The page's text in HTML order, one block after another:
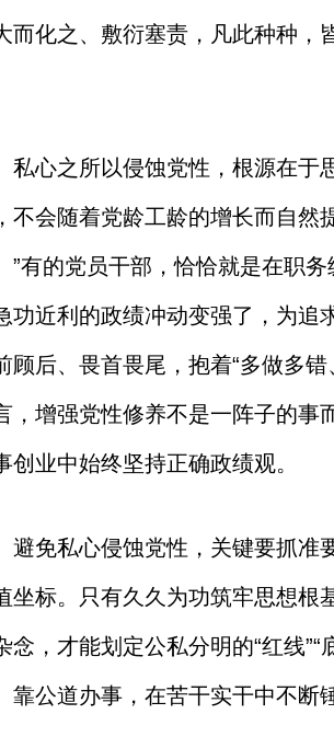
而化之、敷衍塞责，凡此种种，
私心之所以侵蚀党性，根源在于
不会随着党龄工龄的增长而自然
”有的党员干部，恰恰就是在职
功近利的政绩冲动变强了，为追
顾后、畏首畏尾，抱着“多做多
，增强党性修养不是一阵子的事
创业中始终坚持正确政绩观。
避免私心侵蚀党性，关键要抓准
坐标。只有久久为功筑牢思想根
念，才能划定公私分明的“红线
靠公道办事，在苦干实干中不断